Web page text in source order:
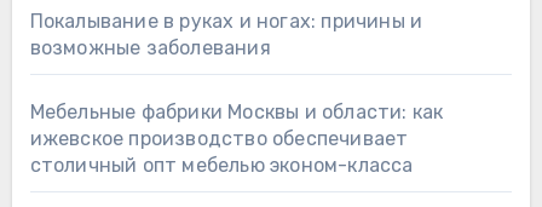
Покалывание в руках и ногах: причины и
возможные заболевания
Мебельные фабрики Москвы и области: как
ижевское производство обеспечивает
столичный опт мебелью эконом-класса